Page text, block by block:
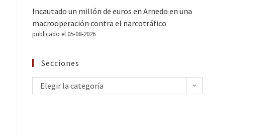
Incautado un millón de euros en Arnedo en una
macrooperación contra el narcotráfico
publicado el 05-08-2026
Secciones
Elegir la categoría